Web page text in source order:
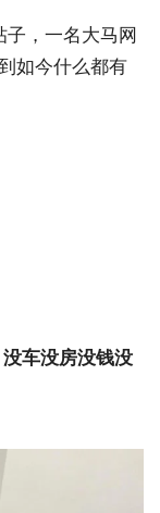
，一名大马网
如今什么都有
车没房没钱没